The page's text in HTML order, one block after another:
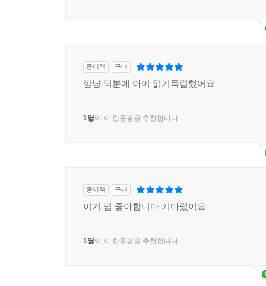
종이책 구매
깜냥 덕분에 아이 읽기독립했어요
1명이 이 한줄평을 추천합니다.
종이책 구매
이거 넘 좋아합니다 기다렸어요
1명이 이 한줄평을 추천합니다.